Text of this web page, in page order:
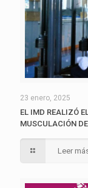
23 enero, 2025
EL IMD REALIZÓ
MUSCULACIÓN
Leer